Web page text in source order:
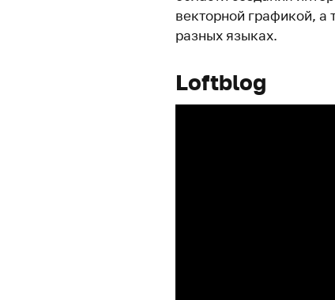
векторной графикой, а
разных языках.
Loftblog